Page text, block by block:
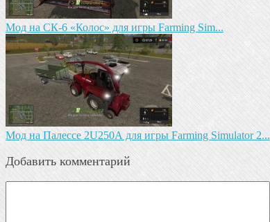
Мод на СК-6 «Колос» для игры Farming Sim...
Мод на Палессе 2U250А для игры Farming Simulator 2...
Добавить комментарий